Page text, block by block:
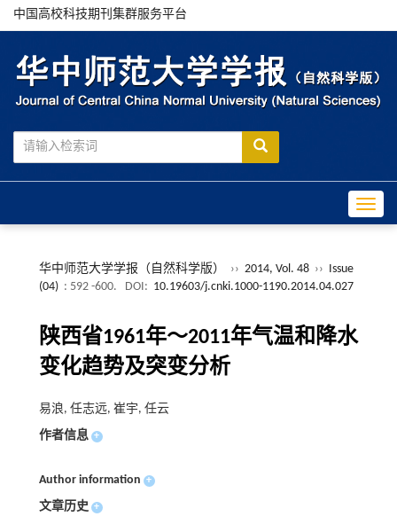
中国高校科技期刊集群服务平台
华中师范大学学报（自然科学版） ›› 2014, Vol. 48 ››
Issue
(04) : 592 -600. DOI: 10.19603/j.cnki.1000-1190.2014.04.027
陕西省1961年～2011年气温和降水
变化趋势及突变分析
易浪, 任志远, 崔宇, 任云
作者信息 +
Author information +
文章历史 +